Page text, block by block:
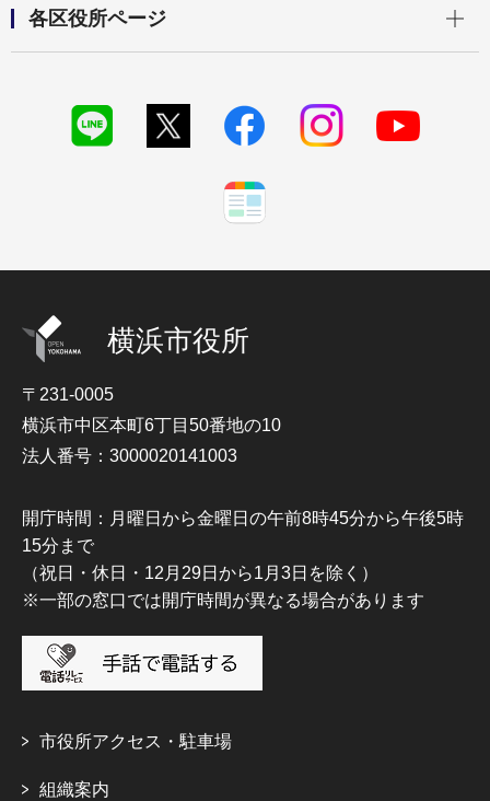
各区役所ページ
横浜市役所
〒231-0005
横浜市中区本町6丁目50番地の10
法人番号：3000020141003
開庁時間：月曜日から金曜日の午前8時45分から午後5時
15分まで
（祝日・休日・12月29日から1月3日を除く）
※一部の窓口では開庁時間が異なる場合があります
市役所アクセス・駐車場
組織案内